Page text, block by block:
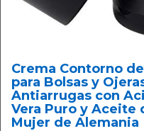
Crema Contorno
para Bolsas y
Antiarrugas con
Vera Puro y Aceite
Mujer de Alemania